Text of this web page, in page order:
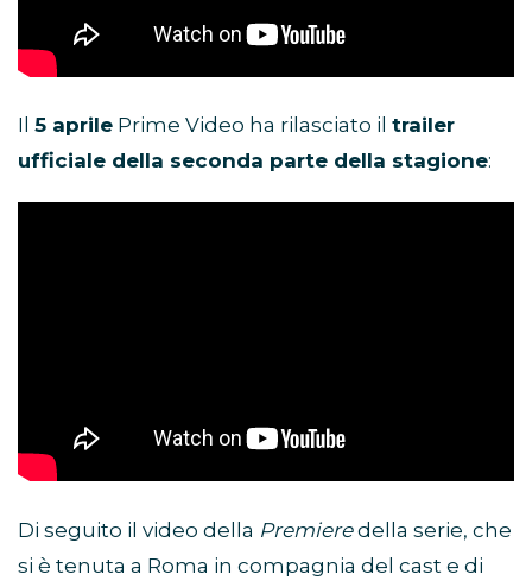
Il 5 aprile Prime Video ha rilasciato il trailer
ufficiale della seconda parte della stagione:
Di seguito il video della Premieredella serie, che
si è tenuta a Roma in compagnia del cast e di